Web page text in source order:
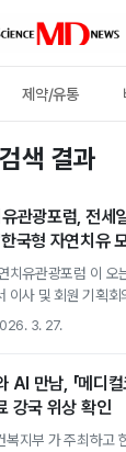
제약/유통
색 결과
관광포럼, 전세
국형 자연치유
즘 선도"
치유관광포럼 이 오
이사 및 회원 기획회
의 새로운 전환점을...
3. 27.
AI 만남, 「메디
강국 위상 확인
복지부 가 주최하고